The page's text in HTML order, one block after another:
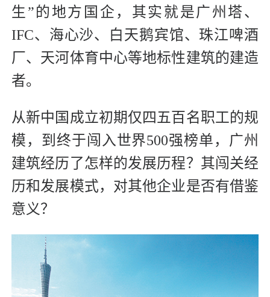
生”的地方国企，其实就是广州塔、
IFC、海心沙、白天鹅宾馆、珠江啤酒
厂、天河体育中心等地标性建筑的建造
者。
从新中国成立初期仅四五百名职工的规
模，到终于闯入世界500强榜单，广州
建筑经历了怎样的发展历程？其闯关经
历和发展模式，对其他企业是否有借鉴
意义？